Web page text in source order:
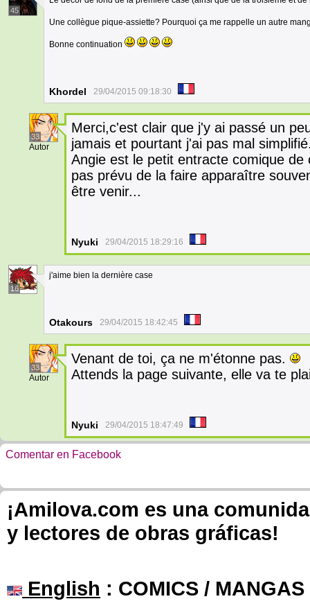
45
Une collègue pique-assiette? Pourquoi ça me rappelle un autre
Bonne continuation
Khordel 29/04/2015 09:18:30
33
Autor
Merci,c'est clair que j'y ai passé un
jamais et pourtant j'ai pas mal
Angie est le petit entracte comique
pas prévu de la faire apparaître
être venir...
Nyuki 29/04/2015 18:29:16
16
j'aime bien la dernière case
Otakours 29/04/2015 18:42:45
33
Autor
Venant de toi, ça ne m'étonne pas.
Attends la page suivante, elle va te
Nyuki 29/04/2015 18:47:49
Comentar en Facebook
¡Amilova.com es una
y lectores de obras gráficas!
English : COMICS /